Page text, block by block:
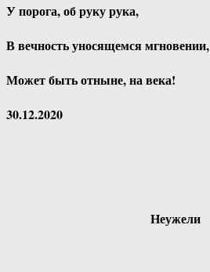
У порога, об руку рука,
В вечность уносящемся мгновении,
Может быть отныне, на века!
30.12.2020
Неужели